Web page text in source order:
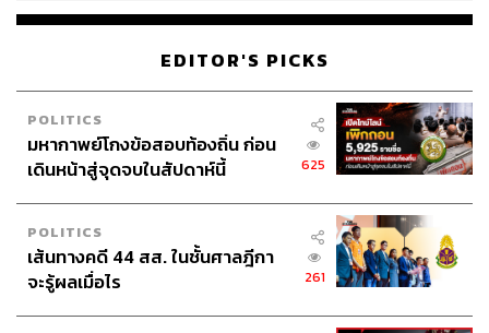
EDITOR'S PICKS
POLITICS
มหากาพย์โกงข้อสอบท้องถิ่น ก่อน
เดินหน้าสู่จุดจบในสัปดาห์นี้
625
POLITICS
เส้นทางคดี 44 สส. ในชั้นศาลฎีกา
จะรู้ผลเมื่อไร
261